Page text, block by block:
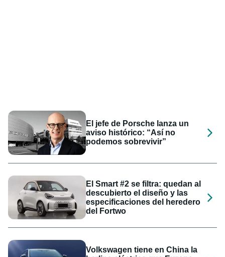
El jefe de Porsche lanza un
aviso histórico: “Así no
podemos sobrevivir”
El Smart #2 se filtra: quedan al
descubierto el diseño y las
especificaciones del heredero
del Fortwo
Volkswagen tiene en China la